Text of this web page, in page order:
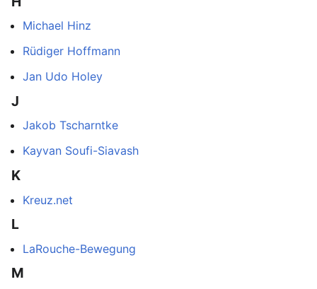
Michael Hinz
Rüdiger Hoffmann
Jan Udo Holey
J
Jakob Tscharntke
Kayvan Soufi-Siavash
K
Kreuz.net
L
LaRouche-Bewegung
M